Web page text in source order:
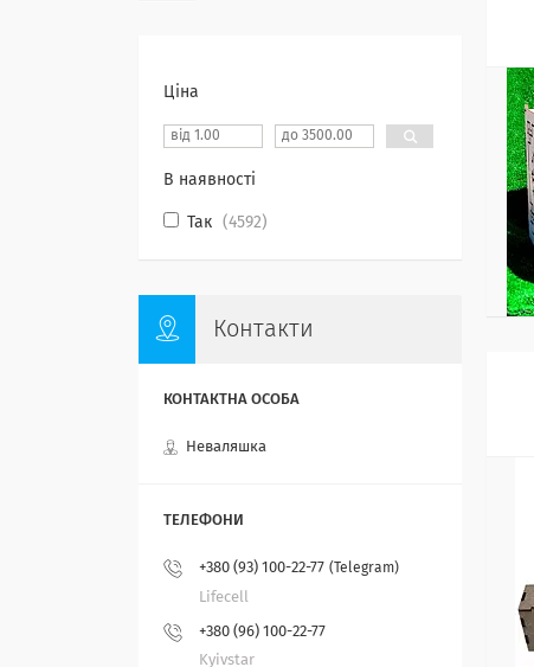
Ціна
В наявності
Так 4592
Контакти
Неваляшка
+380 (93) 100-22-77 Telegram
Lifecell
+380 (96) 100-22-77
Kyivstar